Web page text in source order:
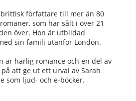
brittisk författare till mer än 80
som har sålt i över 21
över. Hon är utbildad
sin familj utanför London.
är härlig romance och en del av
att ge ut ett urval av Sarah
som ljud- och e-böcker.